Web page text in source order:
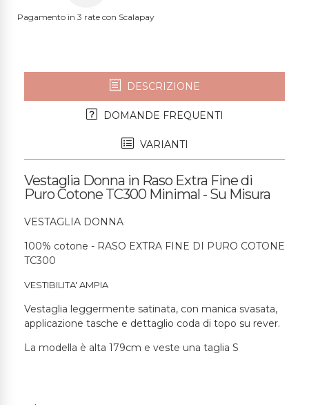
Pagamento in 3 rate con Scalapay
DESCRIZIONE
DOMANDE FREQUENTI
VARIANTI
Vestaglia Donna in Raso Extra Fine di
Puro Cotone TC300 Minimal - Su Misura
VESTAGLIA DONNA
100% cotone - RASO EXTRA FINE DI PURO COTONE
TC300
VESTIBILITA' AMPIA
Vestaglia leggermente satinata, con manica svasata,
applicazione tasche e dettaglio coda di topo su rever.
La modella è alta 179cm e veste una taglia S